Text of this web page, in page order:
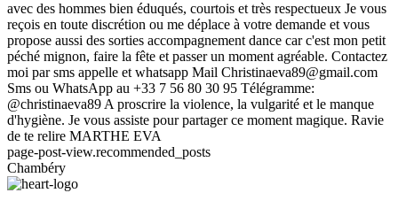
avec des hommes bien éduqués, courtois et très respectueux Je vous
reçois en toute discrétion ou me déplace à votre demande et vous
propose aussi des sorties accompagnement dance car c'est mon petit
péché mignon, faire la fête et passer un moment agréable. Contactez
moi par sms appelle et whatsapp Mail Christinaeva89@gmail.com
Sms ou WhatsApp au +33 7 56 80 30 95 Télégramme:
@christinaeva89 A proscrire la violence, la vulgarité et le manque
d'hygiène. Je vous assiste pour partager ce moment magique. Ravie
de te relire MARTHE EVA
page-post-view.recommended_posts
Chambéry